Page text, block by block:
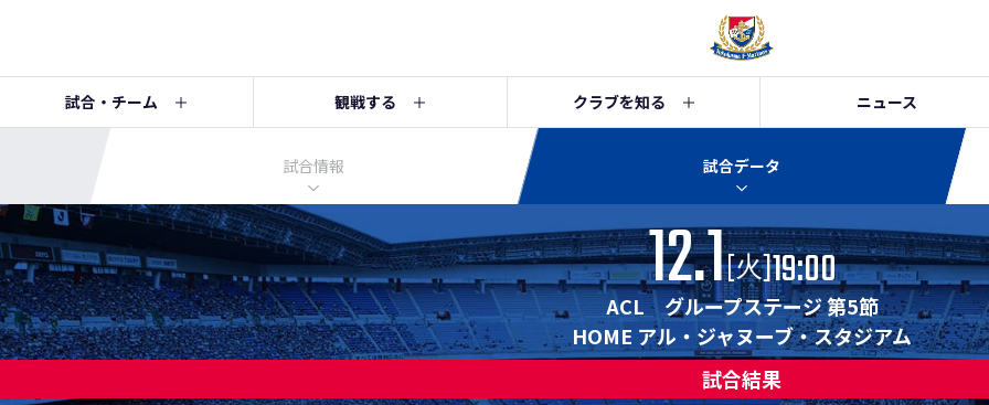
試合・チーム 観戦する クラブを知る ニュース
試合情報 試合データ
12.1[火]19:00
ACL グループステージ 第5節
HOME アル・ジャヌーブ・スタジアム
試合結果